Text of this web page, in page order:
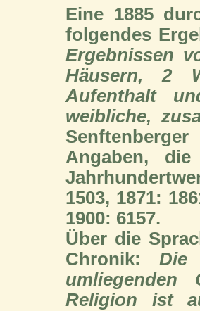
Eine 1885
folgendes
Ergebnissen
Häusern, 2
Aufenthalt
weibliche,
Angaben,
1503, 1871:
1900: 6157.
Über die
Chronik:Die
umliegenden
Religion ist